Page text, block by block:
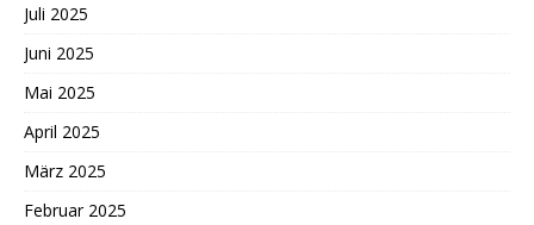
Juli 2025
Juni 2025
Mai 2025
April 2025
März 2025
Februar 2025